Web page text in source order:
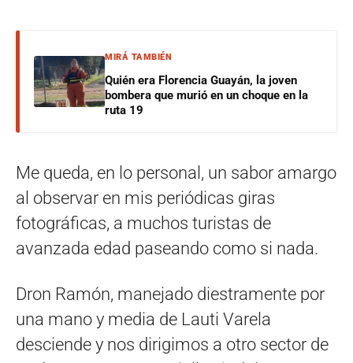
MIRÁ TAMBIÉN
Quién era Florencia Guayán, la joven
bombera que murió en un choque en la
ruta 19
Me queda, en lo personal, un sabor amargo
al observar en mis periódicas giras
fotográficas, a muchos turistas de
avanzada edad paseando como si nada.
Dron Ramón, manejado diestramente por
una mano y media de Lauti Varela
desciende y nos dirigimos a otro sector de